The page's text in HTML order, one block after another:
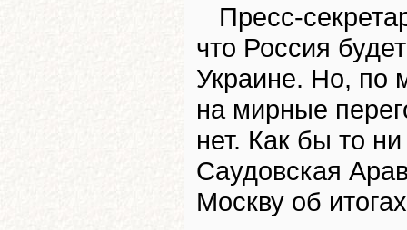
Пресс-
что Россия
Украине. Но, по
на мирные
нет. Как бы то
Саудовская
Москву об